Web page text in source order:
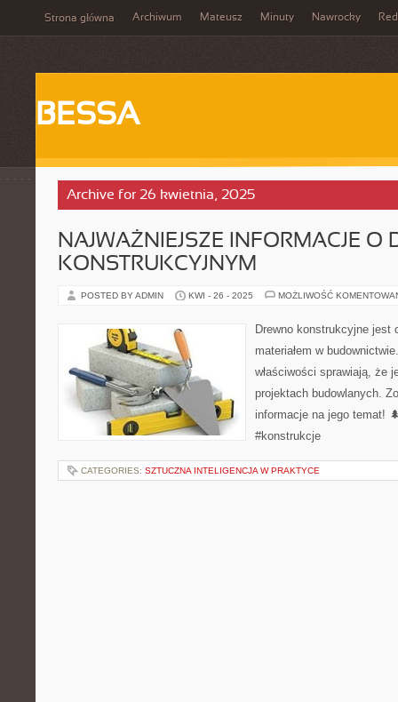
Strona główna Archiwum Mateusz Minuty Nawrocky
BESSA
Archive for 26 kwietnia, 2025
NAJWAŻNIEJSZE INFORMACJE O
KONSTRUKCYJNYM
POSTED BY ADMIN KWI - 26 - 2025 MOŻLIWOŚĆ
Drewno konstrukcyjne jest
materiałem w
właściwości sprawiają, że
projektach budowlanych.
informacje na jego temat!
#konstrukcje
CATEGORIES: SZTUCZNA INTELIGENCJA W PRAKTYCE